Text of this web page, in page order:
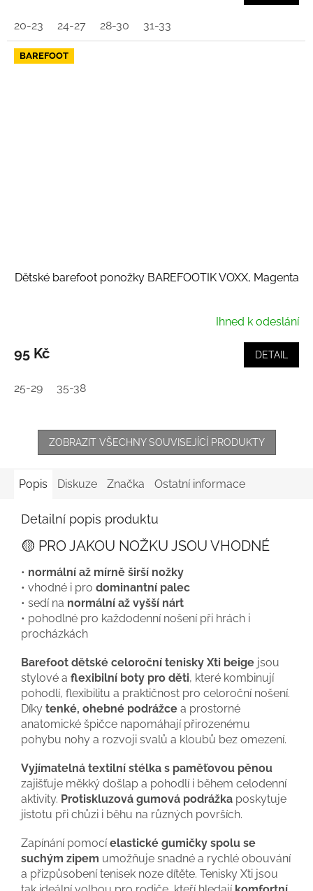
20-23 24-27 28-30 31-33
BAREFOOT
Dětské barefoot ponožky BAREFOOTIK VOXX, Magenta
Ihned k odeslání
95 Kč DETAIL
25-29 35-38
ZOBRAZIT VŠECHNY SOUVISEJÍCÍ PRODUKTY
Popis Diskuze Značka Ostatní informace
Detailní popis produktu
🟡 PRO JAKOU NOŽKU JSOU VHODNÉ
• normální až mírně širší nožky
• vhodné i pro dominantní palec
• sedí na normální až vyšší nárt
• pohodlné pro každodenní nošení při hrách i
procházkách
Barefoot dětské celoroční tenisky Xti beige jsou
stylové a flexibilní boty pro děti, které kombinují
pohodlí, flexibilitu a praktičnost pro celoroční nošení.
Díky tenké, ohebné podrážce a prostorné
anatomické špičce napomáhají přirozenému
pohybu nohy a rozvoji svalů a kloubů bez omezení.
Vyjímatelná textilní stélka s paměťovou pěnou
zajišťuje měkký došlap a pohodlí i během celodenní
aktivity. Protiskluzová gumová podrážka poskytuje
jistotu při chůzi i běhu na různých površích.
Zapínání pomocíelastické gumičky spolu se
suchým zipem umožňuje snadné a rychlé obouvání
a přizpůsobení tenisek noze dítěte. Tenisky Xti jsou